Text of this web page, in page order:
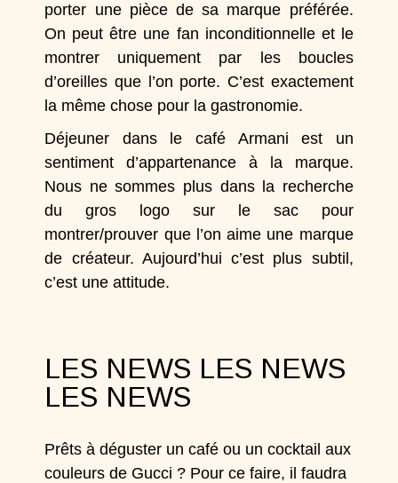
porter une pièce de sa marque préférée.
On peut être une fan inconditionnelle et le
montrer uniquement par les boucles
d’oreilles que l’on porte. C’est exactement
la même chose pour la gastronomie.
Déjeuner dans le café Armani est un
sentiment d’appartenance à la marque.
Nous ne sommes plus dans la recherche
du gros logo sur le sac pour
montrer/prouver que l’on aime une marque
de créateur. Aujourd’hui c’est plus subtil,
c’est une attitude.
LES NEWS LES NEWS
LES NEWS
Prêts à déguster un café ou un cocktail aux
couleurs de Gucci ? Pour ce faire, il faudra